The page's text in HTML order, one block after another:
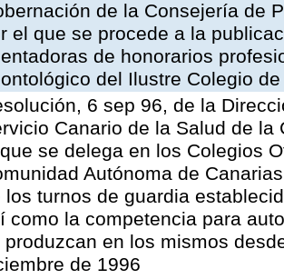
de la Consejería de
el que se procede a la
de honorarios
del Ilustre Colegio
6 sep 96, de la
Canario de la Salud de
se delega en los Colegios
Autónoma de
los turnos de guardia
como la competencia para
produzcan en los mismos
de 1996